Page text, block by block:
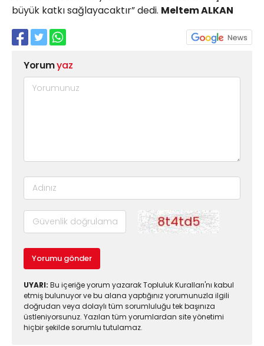
büyük katkı sağlayacaktır” dedi. Meltem ALKAN
Yorumyaz
Yorumu gönder
UYARI: Bu içeriğe yorum yazarak Topluluk Kuralları'nı kabul
etmiş bulunuyor ve bu alana yaptığınız yorumunuzla ilgili
doğrudan veya dolaylı tüm sorumluluğu tek başınıza
üstleniyorsunuz. Yazılan tüm yorumlardan site yönetimi
hiçbir şekilde sorumlu tutulamaz.